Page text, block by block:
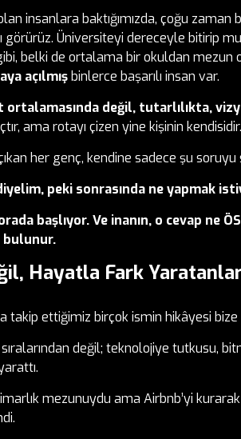
insanlara baktığımızda, çoğu zaman
görürüz. Üniversiteyi dereceyle bitirip
belki de ortalama bir okuldan mezun
açılmış binlerce başarılı insan var.
ortalamasında değil, tutarlılıkta,
ama rotayı çizen yine kişinin kendisidir.
her genç, kendine sadece şu soruyu
peki sonrasında ne yapmak
başlıyor. Ve inanın, o cevap ne
bulunur.
Hayatla Fark
takip ettiğimiz birçok ismin hikâyesi bize
değil; teknolojiye tutkusu,
mezunuydu ama Airbnb’yi